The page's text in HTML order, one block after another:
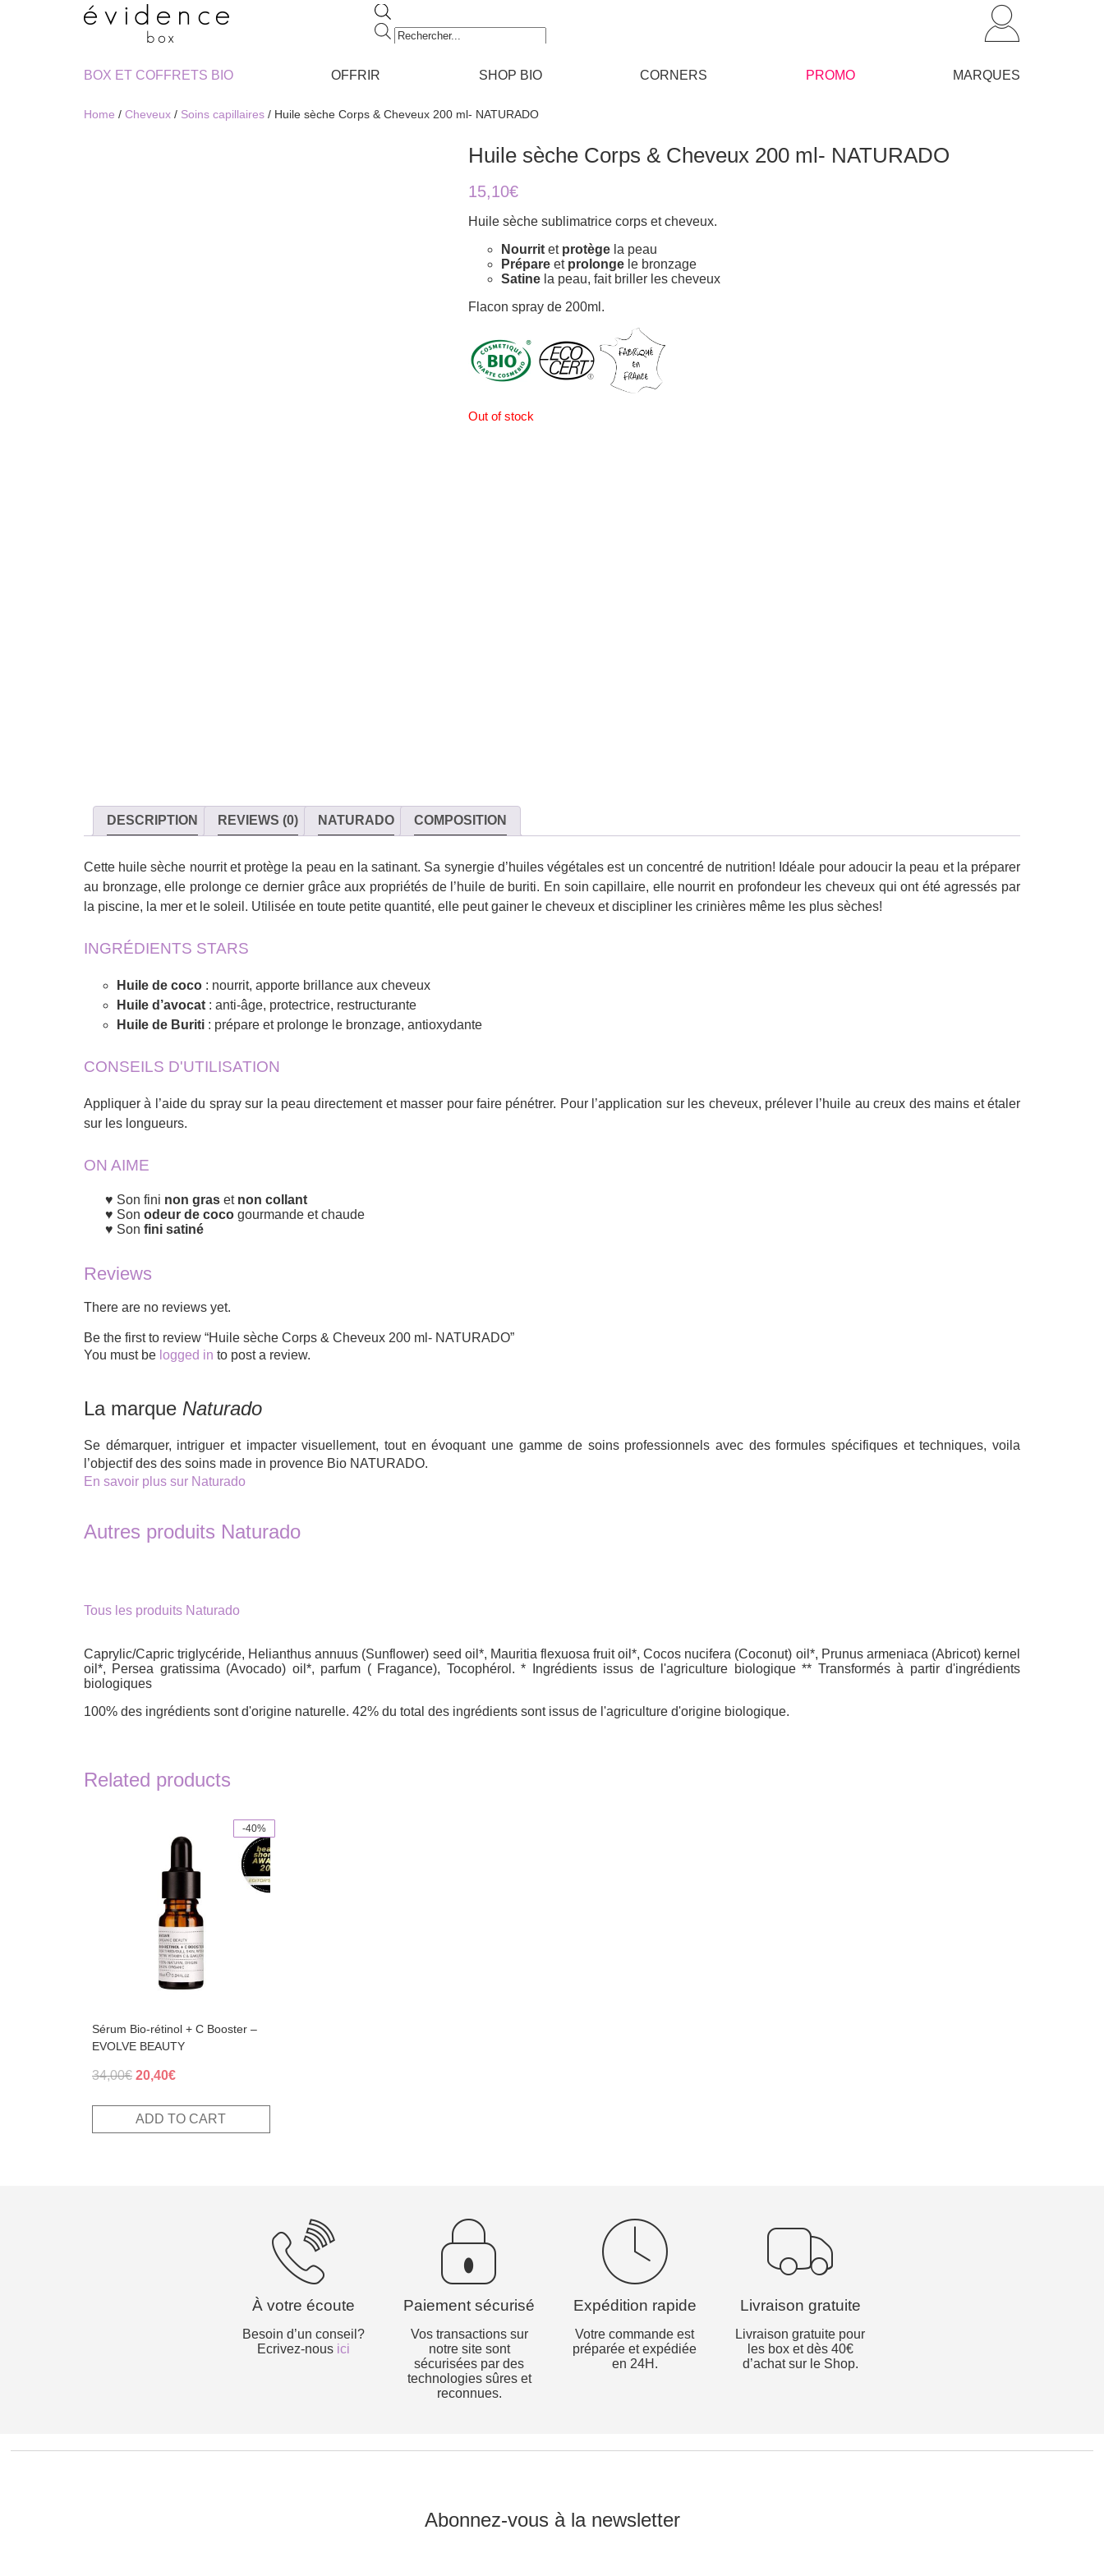
Recherche
de
BOX ET COFFRETS BIO
OFFRIR SHOP BIO CORNERS PROMO MARQUES
Home / Cheveux / Soins capillaires / Huile sèche Corps & Cheveux 200 ml- NATURADO
Huile sèche Corps & Cheveux 200 ml- NATURADO
15,10€
Huile sèche sublimatrice corps et cheveux.
Nourrit et protège la peau
Prépare et prolonge le bronzage
Satine la peau, fait briller les cheveux
Flacon spray de 200ml.
Out of stock
DESCRIPTION REVIEWS (0) NATURADO COMPOSITION
Cette huile sèche nourrit et protège la peau en la satinant. Sa synergie d’huiles végétales est un concentré de nutrition! Idéale pour adoucir la peau et la préparer
au bronzage, elle prolonge ce dernier grâce aux propriétés de l’huile de buriti. En soin capillaire, elle nourrit en profondeur les cheveux qui ont été agressés par
la piscine, la mer et le soleil. Utilisée en toute petite quantité, elle peut gainer le cheveux et discipliner les crinières même les plus sèches!
INGRÉDIENTS STARS
Huile de coco : nourrit, apporte brillance aux cheveux
Huile d’avocat : anti-âge, protectrice, restructurante
Huile de Buriti : prépare et prolonge le bronzage, antioxydante
CONSEILS D'UTILISATION
Appliquer à l’aide du spray sur la peau directement et masser pour faire pénétrer. Pour l’application sur les cheveux, prélever l’huile au creux des mains et étaler
sur les longueurs.
ON AIME
Son fini non gras et non collant
Son odeur de coco gourmande et chaude
Son fini satiné
Reviews
There are no reviews yet.
Be the first to review “Huile sèche Corps & Cheveux 200 ml- NATURADO”
You must be logged in to post a review.
La marque Naturado
Se démarquer, intriguer et impacter visuellement, tout en évoquant une gamme de soins professionnels avec des formules spécifiques et techniques, voila
l’objectif des des soins made in provence Bio NATURADO.
En savoir plus sur Naturado
Autres produits Naturado
Tous les produits Naturado
Caprylic/Capric triglycéride, Helianthus annuus (Sunflower) seed oil*, Mauritia flexuosa fruit oil*, Cocos nucifera (Coconut) oil*, Prunus armeniaca (Abricot) kernel
oil*, Persea gratissima (Avocado) oil*, parfum ( Fragance), Tocophérol. * Ingrédients issus de l'agriculture biologique ** Transformés à partir d'ingrédients
biologiques
100% des ingrédients sont d'origine naturelle. 42% du total des ingrédients sont issus de l'agriculture d'origine biologique.
Related products
-40%
Sérum Bio-rétinol + C Booster –
EVOLVE BEAUTY
34,00€ Original
was:
34,00€.
20,40€Current
is:
20,40€.
ADD TO CART
À votre écoute
Besoin d’un conseil?
Ecrivez-nous ici
Paiement sécurisé
Vos transactions sur
notre site sont
sécurisées par des
technologies sûres et
reconnues.
Expédition rapide
Votre commande est
préparée et expédiée
en 24H.
Livraison gratuite
Livraison gratuite pour
les box et dès 40€
d’achat sur le Shop.
Abonnez-vous à la newsletter